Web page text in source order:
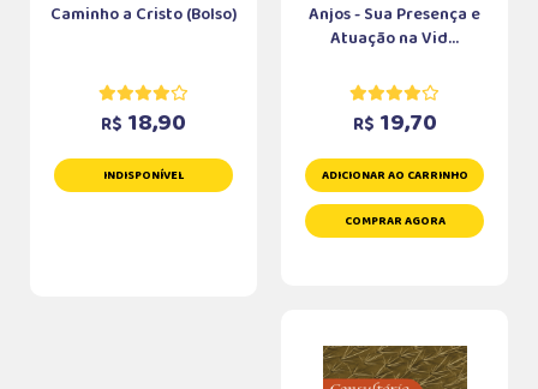
Caminho a Cristo (Bolso)
R$ 18,90
INDISPONÍVEL
Anjos - Sua Presença e
Atuação na Vid...
R$ 19,70
ADICIONAR AO CARRINHO
COMPRAR AGORA